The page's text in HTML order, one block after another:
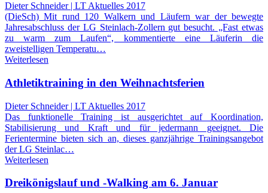
Dieter Schneider | LT Aktuelles 2017
(DieSch) Mit rund 120 Walkern und Läufern war der bewegte
Jahresabschluss der LG Steinlach-Zollern gut besucht. „Fast etwas
zu warm zum Laufen“, kommentierte eine Läuferin die
zweistelligen Temperatu…
Weiterlesen
Athletiktraining in den Weihnachtsferien
Dieter Schneider | LT Aktuelles 2017
Das funktionelle Training ist ausgerichtet auf Koordination,
Stabilisierung und Kraft und für jedermann geeignet. Die
Ferientermine bieten sich an, dieses ganzjährige Trainingsangebot
der LG Steinlac…
Weiterlesen
Dreikönigslauf und -Walking am 6. Januar